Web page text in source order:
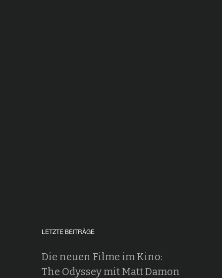
LETZTE BEITRÄGE
Die neuen Filme im Kino:
The Odyssey mit Matt Damon